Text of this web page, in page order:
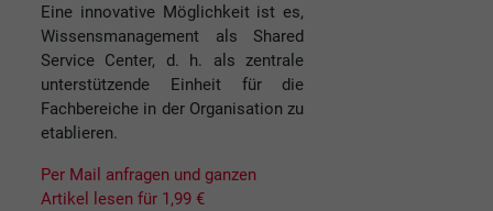
Eine innovative Möglichkeit ist es,
Wissensmanagement als Shared
Service Center, d. h. als zentrale
unterstützende Einheit für die
Fachbereiche in der Organisation zu
etablieren.
Per Mail anfragen und ganzen
Artikel lesen für 1,99 €